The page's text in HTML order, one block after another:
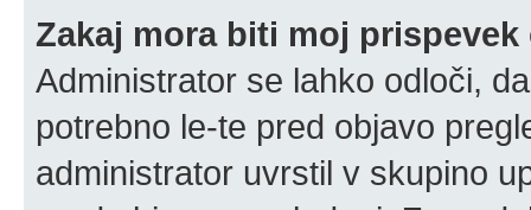
Zakaj mora biti moj
Administrator se lahko odloči,
potrebno le-te pred objavo
administrator uvrstil v skupino